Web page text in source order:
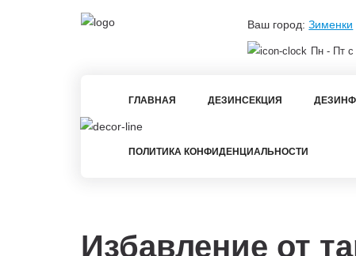
Ваш город:Зименки
Пн - Пт
ГЛАВНАЯ ДЕЗИНСЕКЦИЯ
ПОЛИТИКА КОНФИДЕНЦИАЛЬНОСТИ
Избавление от